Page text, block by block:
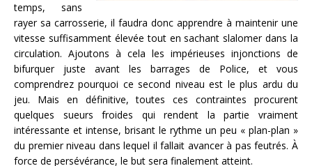
temps, sans
rayer sa carrosserie, il faudra donc apprendre à maintenir une
vitesse suffisamment élevée tout en sachant slalomer dans la
circulation. Ajoutons à cela les impérieuses injonctions de
bifurquer juste avant les barrages de Police, et vous
comprendrez pourquoi ce second niveau est le plus ardu du
jeu. Mais en définitive, toutes ces contraintes procurent
quelques sueurs froides qui rendent la partie vraiment
intéressante et intense, brisant le rythme un peu « plan-plan »
du premier niveau dans lequel il fallait avancer à pas feutrés. À
force de persévérance, le but sera finalement atteint.